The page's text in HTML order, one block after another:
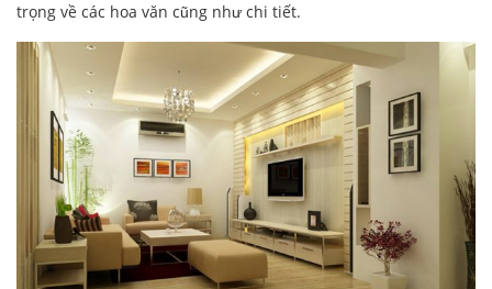
trọng về các hoa văn cũng như chi tiết.